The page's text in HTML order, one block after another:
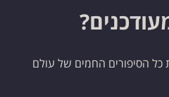
כל הסיפורים החמים של עולם